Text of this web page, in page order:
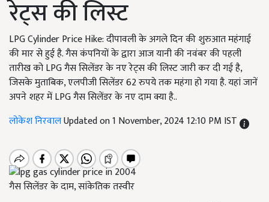
रेट्स की लिस्ट
LPG Cylinder Price Hike: दीपावली के अगले दिन की शुरुआत महंगाई
की मार से हुई है. गैस कंपनियों के द्वारा आज यानी की नवंबर की पहली
तारीख को LPG गैस सिलेंडर के नए रेट्स की लिस्ट जारी कर दी गई है,
जिसके मुताबिक, एलपीजी सिलेंडर 62 रुपये तक महंगा हो गया है. यहां जानें
अपने शहर में LPG गैस सिलेंडर के नए दाम क्या है..
लोकेश निरवालUpdated on 1 November, 2024 12:10 PM IST
गैस सिलेंडर के दाम, सांकेतिक तस्वीर